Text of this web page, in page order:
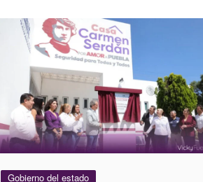
Gobierno del estado